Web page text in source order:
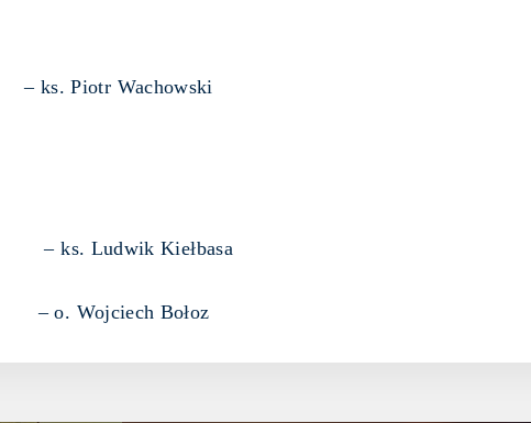
– ks. Piotr Wachowski
Ludwik Kiełbasa
Wojciech Bołoz